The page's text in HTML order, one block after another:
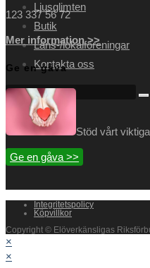
Ljusglimten
Butik
Läns-/lokalföreningar
Kontakta oss
123 337 56 72
Mer information >>
Ge en gåva
Stöd vårt
Ge en gåva >>
Integritetspolicy
Köpvillkor
Copyright © Elöverkänsligas
×
×